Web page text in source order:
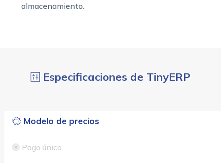
almacenamiento.
Especificaciones de TinyERP
Modelo de precios
Pago único